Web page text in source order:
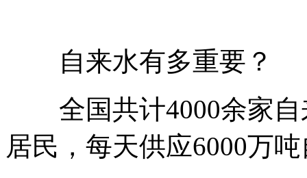
自来水有多重要？
全国共计4000余家自
居民，每天供应6000万